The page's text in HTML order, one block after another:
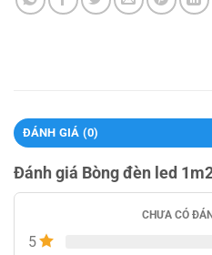
ĐÁNH GIÁ (0)
Đánh giá Bòng đèn led
CHƯA CÓ
5